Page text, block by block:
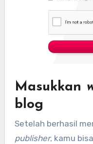
Masukkan
blog
Setelah berhasil
publisher, kamu